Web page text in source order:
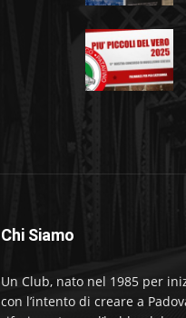
Chi Siamo
Un Club, nato nel 1985 per
con l’intento di creare a